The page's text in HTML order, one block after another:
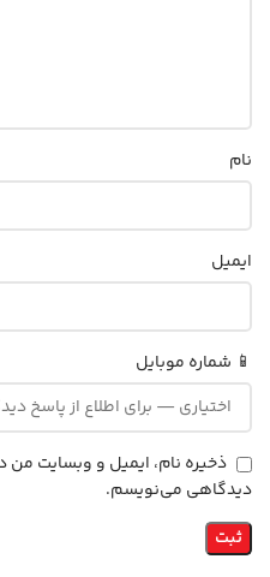
نام
ایمیل
📱 شماره موبایل
ذخیره نام، ایمیل و وبسایت من
دیدگاهی می‌نویسم.